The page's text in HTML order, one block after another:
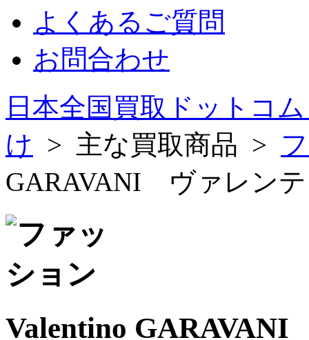
よくあるご質問
お問合わせ
日本全国買取ドットコ
け > 主な買取商品 >
GARAVANI ヴァレン
Valentino